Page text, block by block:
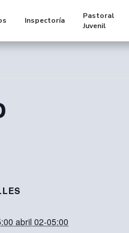
Inspectoría
Pastoral
Juvenil
abril 02-05:00